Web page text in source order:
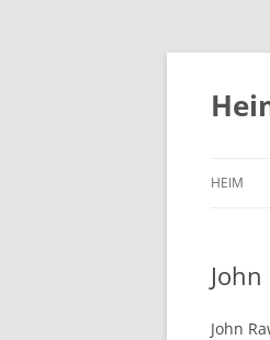
Hoppa
efni
HEIM
John